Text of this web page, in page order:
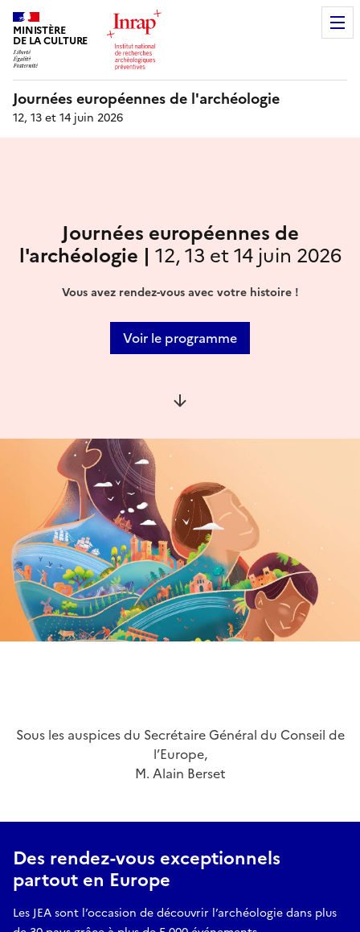
MINISTÈRE
DE LA CULTURE
Journées européennes de l'archéologie
12, 13 et 14 juin 2026
Journées européennes de
l'archéologie | 12, 13 et 14 juin 2026
Vous avez rendez-vous avec votre histoire !
Voir le programme
Sous les auspices du Secrétaire Général du Conseil de
l’Europe,
M. Alain Berset
Des rendez-vous exceptionnels
partout en Europe
Les JEA sont l’occasion de découvrir l’archéologie dans plus